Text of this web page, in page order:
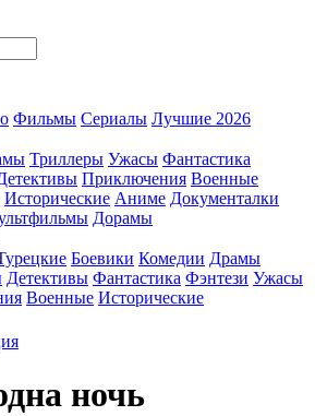
Фильмы Сериалы Лучшие 2026
Триллеры Ужасы Фантастика
Приключения Военные
Исторические Аниме Документалки
Дорамы
Боевики Комедии Драмы
Детективы Фантастика Фэнтези Ужасы
Военные Исторические
ночь